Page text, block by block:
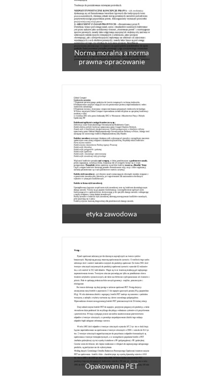
Norma moralna a norma
prawna-opracowanie
etyka zawodowa
Opakowania PET